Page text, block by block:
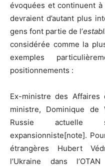
évoquées et continuent
devraient d’autant plus
gens font partie de l’
considérée comme la
exemples
positionnements :
Ex-ministre des
ministre, Dominique de
Russie actuelle
expansionniste[note].
étrangères Hubert
l’Ukraine dans